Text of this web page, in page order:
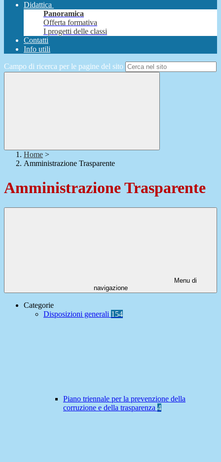
Didattica
Panoramica
Offerta formativa
I progetti delle classi
Contatti
Info utili
Campo di ricerca per le pagine del sito
Home >
Amministrazione Trasparente
Amministrazione Trasparente
Menu di
navigazione
Categorie
Disposizioni generali 154
Piano triennale per la prevenzione della
corruzione e della trasparenza 4